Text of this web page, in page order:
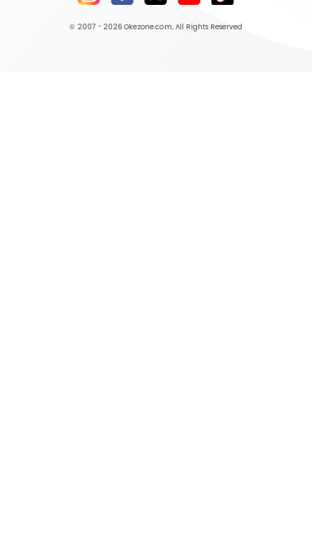
© 2007 - 2026 Okezone.com, All Rights Reserved